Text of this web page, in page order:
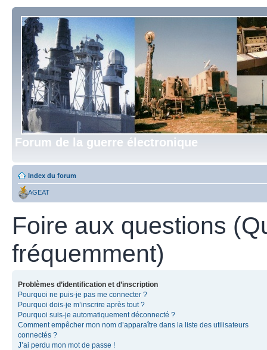
Forum de la guerre électronique
Index du forum
AGEAT
Foire aux questions
fréquemment)
Problèmes d’identification et d’inscription
Pourquoi ne puis-je pas me connecter ?
Pourquoi dois-je m’inscrire après tout ?
Pourquoi suis-je automatiquement déconnecté ?
Comment empêcher mon nom d’apparaître dans la liste des utilisateurs
connectés ?
J’ai perdu mon mot de passe !